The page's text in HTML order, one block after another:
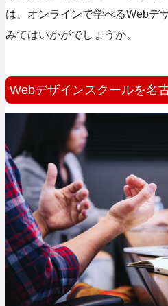
は、オンラインで学べるWebデ
みてはいかがでしょうか。
Webデザインスクールを名